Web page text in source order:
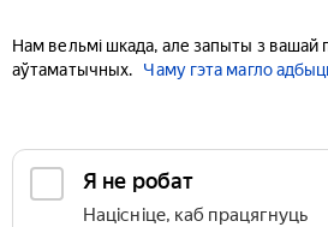
Нам вельмі шкада, але запыты з
аўтаматычных.
Чаму гэта магло
Я не робат
Націсніце, каб працягнуць